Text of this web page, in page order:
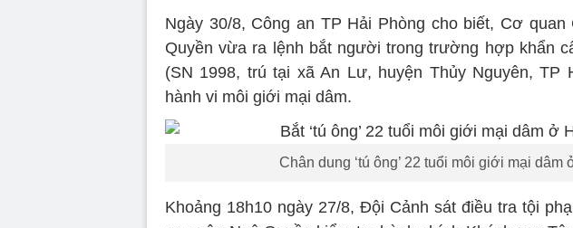
Ngày 30/8, Công an TP Hải Phòng cho biết, Cơ
Quyền vừa ra lệnh bắt người trong trường hợp khẩn
(SN 1998, trú tại xã An Lư, huyện Thủy Nguyên, TP
hành vi môi giới mại dâm.
Chân dung ‘tú ông’ 22 tuổi môi giới mại dâm
Khoảng 18h10 ngày 27/8, Đội Cảnh sát điều tra tội